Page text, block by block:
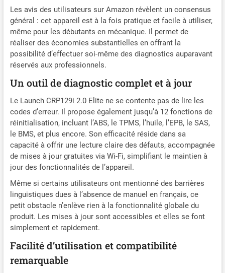
quels codes de défaut, mais aussi clairement le
voyant check engine de votre véhicule après la
réparation du problème. 📢[4 Systeme Auto
Gesundheitsmonitor] - Sind Sie verwirrt über die
Warnleuchten für Motor, ABS, Airbag und
Getriebe, die ständig auf dem Armaturenbrett
blinken ? Avec le LAUNCH CRP129i 2.0 OBD2 auto
diagnosegerät, vous pouvez consulter les
données, afin de comprendre ce que les codes
d'erreur signifient, à quel point l'erreur est grave et
quelles sont les possibilités de la résoudre, avant
que vous n'entriez dans l'atelier. Après la
réparation, le code de la panne peut être changé
et la lampe témoin peut être remplacée. 👍
[Graphique de données en direct 4 en 1]+
[Partager le rapport de diagnostic en temps réel] -
créer un rapport de diagnostic que vous pouvez
partager avec vos amis ou clients. Le diagnostic
du scanner automobile pour toutes les voitures
affichera et fusionnera 4 flux de données dans un
seul graphique, tels que "régime moteur", "vitesse
refroidissement du moteur" et "position absolue
du papillon des gaz". Les données en direct
Les avis des utilisateurs sur Amazon révèlent un consensus
général : cet appareil est à la fois pratique et facile à utiliser,
même pour les débutants en mécanique. Il permet de
réaliser des économies substantielles en offrant la
possibilité d’effectuer soi-même des diagnostics auparavant
réservés aux professionnels.
Un outil de diagnostic complet et à jour
Le Launch CRP129i 2.0 Elite ne se contente pas de lire les
codes d’erreur. Il propose également jusqu’à 12 fonctions de
réinitialisation, incluant l’ABS, le TPMS, l’huile, l’EPB, le SAS,
le BMS, et plus encore. Son efficacité réside dans sa
capacité à offrir une lecture claire des défauts, accompagnée
de mises à jour gratuites via Wi-Fi, simplifiant le maintien à
jour des fonctionnalités de l’appareil.
Même si certains utilisateurs ont mentionné des barrières
linguistiques dues à l’absence de manuel en français, ce
petit obstacle n’enlève rien à la fonctionnalité globale du
produit. Les mises à jour sont accessibles et elles se font
simplement et rapidement.
Facilité d’utilisation et compatibilité
remarquable